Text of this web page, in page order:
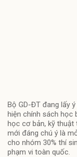
Bộ GD-ĐT đang lấy
hiện chính sách học
học cơ bản, kỹ
mới đáng chú ý là
cho nhóm 30% thí
phạm vi toàn quốc.